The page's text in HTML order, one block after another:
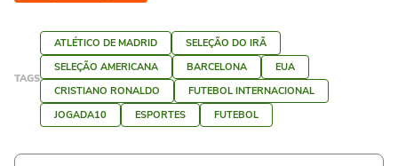
TAGS
ATLÉTICO DE MADRID
SELEÇÃO DO IRÃ
SELEÇÃO AMERICANA
BARCELONA
EUA
CRISTIANO RONALDO
FUTEBOL INTERNACIONAL
JOGADA10
ESPORTES FUTEBOL